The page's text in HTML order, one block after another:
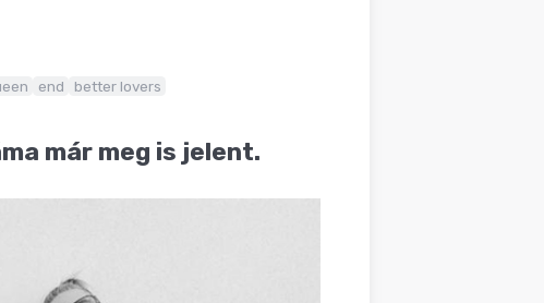
end better lovers
már meg is jelent.